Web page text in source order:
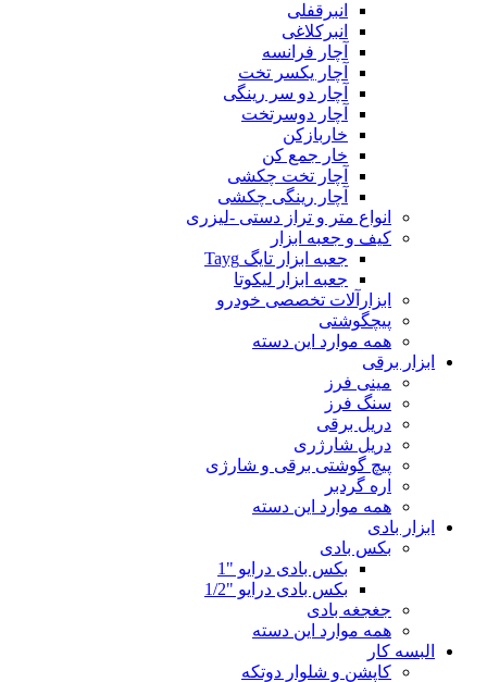
انبرقفلی
انبرکلاغی
آچار فرانسه
آچار یکسر تخت
آچار دو سر رینگی
آچار دوسرتخت
خاربازکن
خار جمع کن
آچار تخت چکشی
آچار رینگی چکشی
انواع متر و تراز دستی -لیزری
کیف و جعبه ابزار
جعبه ابزار تایگ Tayg
جعبه ابزار لیکوتا
ابزارآلات تخصصی خودرو
پیچگوشتی
همه موارد این دسته
ابزار برقی
مینی فرز
سنگ فرز
دریل برقی
دریل شارژری
پیچ گوشتی برقی و شارژی
اره گردبر
همه موارد این دسته
ابزار بادی
بکس بادی
بکس بادی درایو "1
بکس بادی درایو "1/2
جغجغه بادی
همه موارد این دسته
البسه کار
کاپشن و شلوار دوتکه